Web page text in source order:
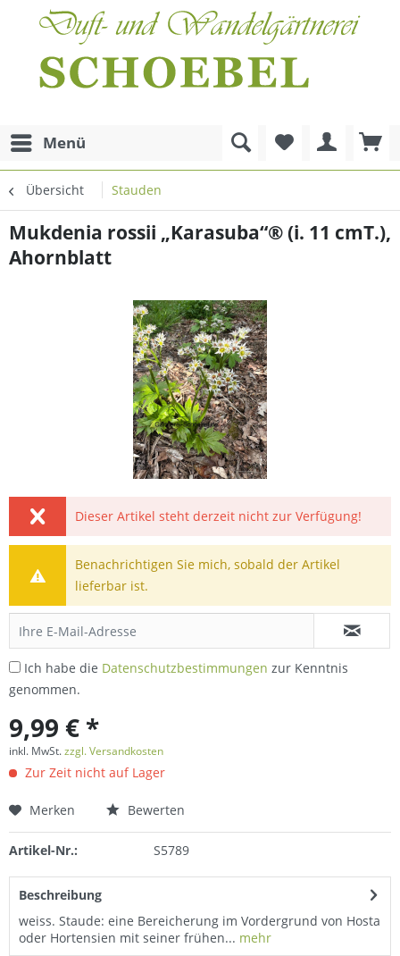
Menü
Übersicht Stauden
Mukdenia rossii „Karasuba“® (i. 11 cmT.),
Ahornblatt
Dieser Artikel steht derzeit nicht zur Verfügung!
Benachrichtigen Sie mich, sobald der Artikel
lieferbar ist.
Ich habe die Datenschutzbestimmungen zur Kenntnis
genommen.
9,99 € *
inkl. MwSt.zzgl. Versandkosten
Zur Zeit nicht auf Lager
Merken Bewerten
Artikel-Nr.: S5789
Beschreibung
weiss. Staude: eine Bereicherung im Vordergrund von Hosta
oder Hortensien mit seiner frühen... mehr